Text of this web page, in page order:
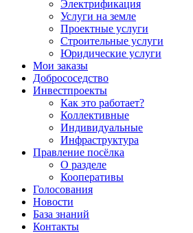
Электрификация
Услуги на земле
Проектные услуги
Строительные услуги
Юридические услуги
Мои заказы
Добрососедство
Инвестпроекты
Как это работает?
Коллективные
Индивидуальные
Инфраструктура
Правление посёлка
О разделе
Кооперативы
Голосования
Новости
База знаний
Контакты